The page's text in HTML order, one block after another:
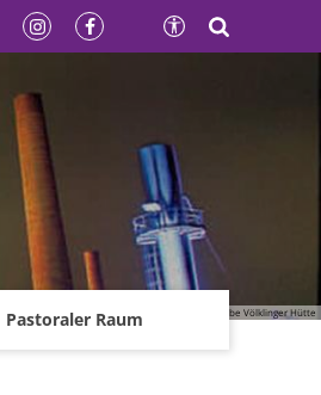
© Gerhard Kassner - Weltkulturerbe Völklinger Hütte
Pastoraler Raum